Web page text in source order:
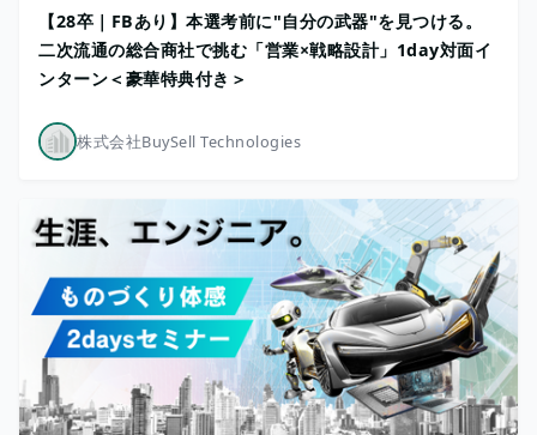
【28卒｜FBあり】本選考前に"自分の武器"を見つける。
二次流通の総合商社で挑む「営業×戦略設計」1day対面イ
ンターン＜豪華特典付き＞
株式会社BuySell Technologies